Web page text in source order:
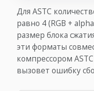
Для ASTC
равно 4 (RGB +
размер блока
эти форматы
компрессором
вызовет ошибку